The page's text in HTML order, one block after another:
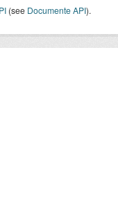
(see Documente API).